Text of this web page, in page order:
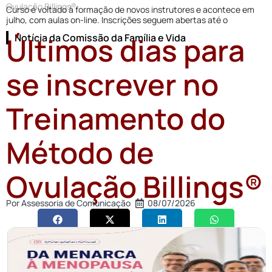
Ovulação Billings®
Curso é voltado à formação de novos instrutores e acontece em
julho, com aulas on-line. Inscrições seguem abertas até o
Notícia da Comissão da Família e Vida
Últimos dias para
se inscrever no
Treinamento do
Método de
Ovulação Billings®
PorAssessoria de Comunicação 08/07/2026